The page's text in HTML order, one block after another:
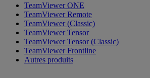
TeamViewer ONE
TeamViewer Remote
TeamViewer (Classic)
TeamViewer Tensor
TeamViewer Tensor (Classic)
TeamViewer Frontline
Autres produits